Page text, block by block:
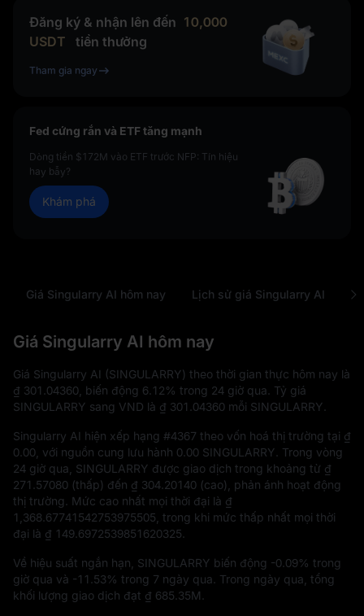
Đăng ký & nhận lên đến 10,000
USDT
tiền thưởng
Tham gia ngay
Fed cứng rắn và ETF tăng mạnh
Dòng tiền $172M vào ETF trước NFP: Tín hiệu
hay bẫy?
Khám phá
Giá Singularry AI hôm nay Lịch sử giá Singularry AI
Giá Singularry AI hôm nay
Giá Singularry AI (SINGULARRY) theo thời gian thực hôm nay là
₫ 301.04360 , biến động 6.12% trong 24 giờ qua. Tỷ giá
SINGULARRY sang VND là ₫ 301.04360 mỗi SINGULARRY.
Singularry AI hiện xếp hạng #4367 theo vốn hoá thị trường tại ₫
0.00 , với nguồn cung lưu hành 0.00 SINGULARRY . Trong vòng
24 giờ qua, SINGULARRY được giao dịch trong khoảng từ ₫
271.57080 (thấp) đến ₫ 304.20140 (cao), phản ánh hoạt động
thị trường. Mức cao nhất mọi thời đại là ₫
1,368.67741542753975505 , trong khi mức thấp nhất mọi thời
đại là ₫ 149.6972539851620325
Về hiệu suất ngắn hạn, SINGULARRY biến động -0.09% trong
giờ qua và -11.53% trong 7 ngày qua. Trong ngày qua, tổng
khối lượng giao dịch đạt ₫ 685.35M